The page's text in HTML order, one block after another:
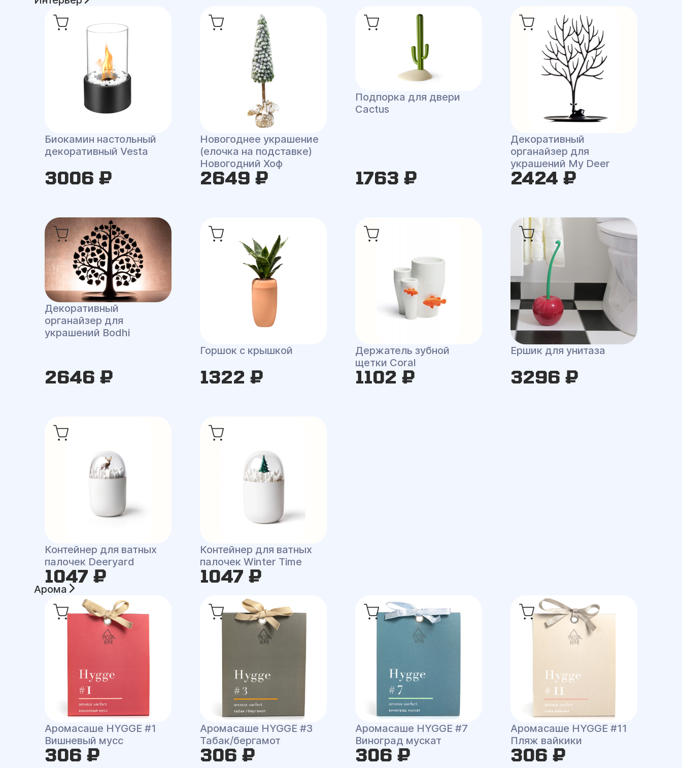
Биокамин настольный
декоративный Vesta
3006 ₽
Новогоднее украшение
(елочка на подставке)
Новогодний Хоф
2649 ₽
Подпорка для двери
Cactus
1763 ₽
Декоративный
органайзер для
украшений My Deer
2424 ₽
Декоративный
органайзер для
украшений Bodhi
2646 ₽
Горшок с крышкой
1322 ₽
Держатель зубной
щетки Coral
1102 ₽
Ершик для унитаза
3296 ₽
Контейнер для ватных
палочек Deeryard
1047 ₽
Контейнер для ватных
палочек Winter Time
1047 ₽
Арома
Аромасаше HYGGE #1
Вишневый мусс
306 ₽
Аромасаше HYGGE #3
Табак/бергамот
306 ₽
Аромасаше HYGGE #7
Виноград мускат
306 ₽
Аромасаше HYGGE #11
Пляж вайкики
306 ₽